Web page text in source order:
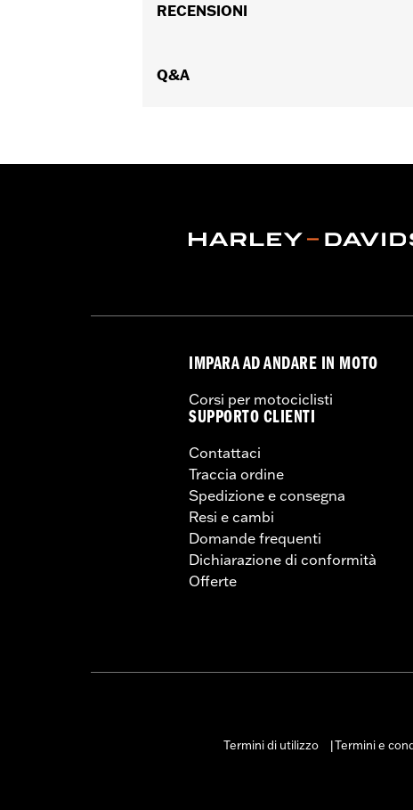
modelli RH975 richiedono l'acquisto
RECENSIONI
Q&A
IMPARA AD ANDARE IN MOTO
Corsi per motociclisti
SUPPORTO CLIENTI
Contattaci
Traccia ordine
Spedizione e consegna
Resi e cambi
Domande frequenti
Dichiarazione di conformità
Offerte
Termini di utilizzo
Termini e